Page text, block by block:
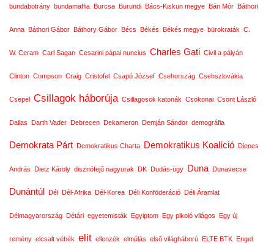
bundabotrány bundamaffia Burcsa Burundi Bács-Kiskun megye Bán Mór Báthori
Anna Báthori Gábor Báthory Gábor Bécs Békés Békés megye bürokraták C.
W. Ceram Carl Sagan Cesarini pápai nuncius Charles Gati Civil a pályán
Clinton Compson Craig Cristofel Csapó József Csehország Csehszlovákia
Csepel Csillagok háborúja Csillagosok katonák Csokonai Csont László
Dallas Darth Vader Debrecen Dekameron Demján Sándor demográfia
Demokrata Párt Demokratikus Charta Demokratikus Koalíció Dienes
András Dietz Károly disznófejű nagyurak DK Dudás-ügy Duna Dunavecse
Dunántúl Dél Dél-Afrika Dél-Korea Déli Konföderáció Déli Áramlat
Délmagyarország Détári egyetemisták Egyiptom Egy pikoló világos Egy új
remény elcsalt vébék elit ellenzék elmúlás első világháború ELTE BTK Engel